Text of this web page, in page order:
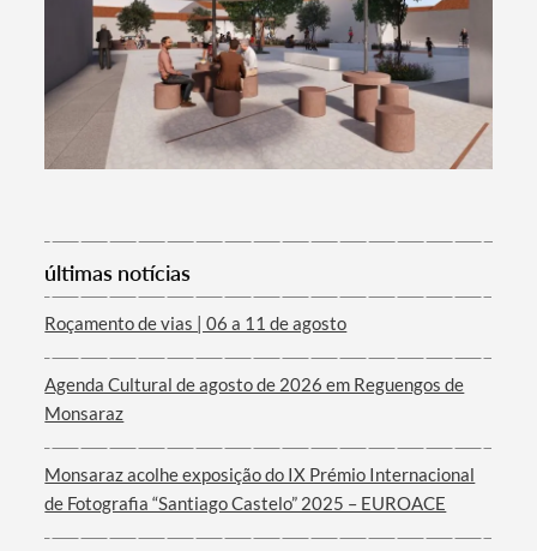
últimas notícias
Roçamento de vias | 06 a 11 de agosto
Agenda Cultural de agosto de 2026 em Reguengos de
Monsaraz
Monsaraz acolhe exposição do IX Prémio Internacional
de Fotografia “Santiago Castelo” 2025 – EUROACE